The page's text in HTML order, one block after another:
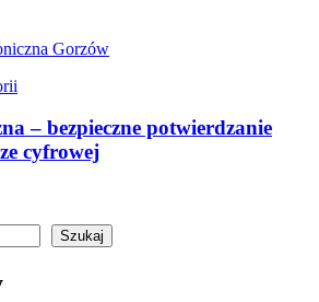
– bezpieczne potwierdzanie
cyfrowej
Szukaj